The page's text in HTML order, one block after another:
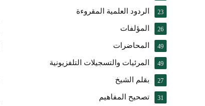
الردود العلمية المقروءة 23
المؤلفات 26
المحاضرات 49
المرئيات والتسجيلات التلفزيونية 49
بقلم الشيخ 27
تصحيح المفاهيم 31